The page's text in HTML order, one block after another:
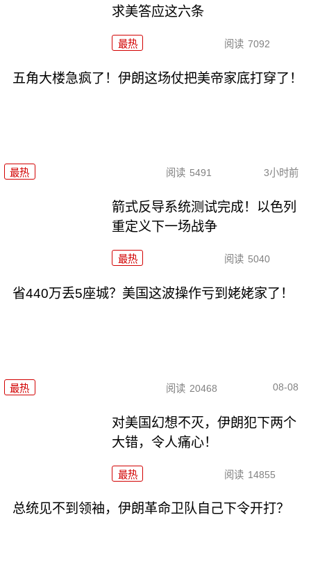
求美答应这六条
最热 阅读 7092
五角大楼急疯了！伊朗这场仗把美帝家底打穿了！
最热 阅读 5491 3小时前
箭式反导系统测试完成！以色列
重定义下一场战争
最热 阅读 5040
省440万丢5座城？美国这波操作亏到姥姥家了！
最热 阅读 20468 08-08
对美国幻想不灭，伊朗犯下两个
大错，令人痛心！
最热 阅读 14855
总统见不到领袖，伊朗革命卫队自己下令开打？